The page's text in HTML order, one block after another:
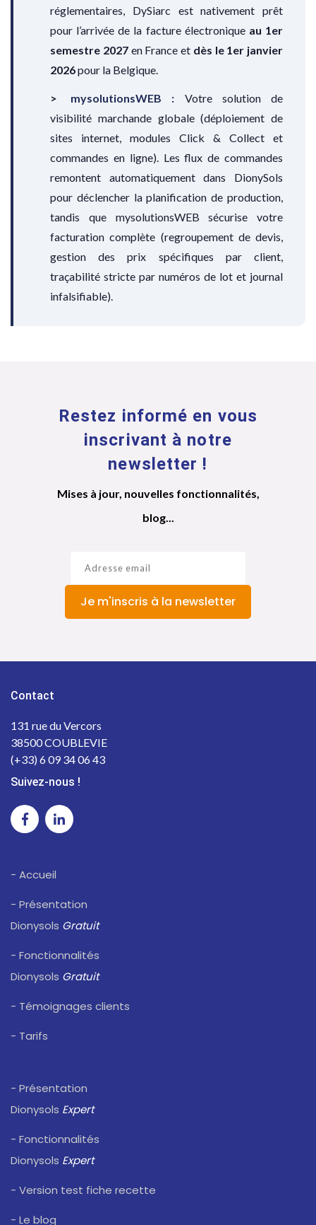
réglementaires, DySiarc est nativement prêt
pour l’arrivée de la facture électronique au 1er
semestre 2027en France et dès le 1er janvier
2026pour la Belgique.
mysolutionsWEB : Votre solution de
visibilité marchande globale (déploiement de
sites internet, modules Click & Collect et
commandes en ligne). Les flux de commandes
remontent automatiquement dans DionySols
pour déclencher la planification de production,
tandis que mysolutionsWEB sécurise votre
facturation complète (regroupement de devis,
gestion des prix spécifiques par client,
traçabilité stricte par numéros de lot et journal
infalsifiable).
Restez informé en vous
inscrivant à notre
newsletter !
Mises à jour, nouvelles fonctionnalités,
blog...
Je m'inscris à la newsletter
Contact
131 rue du Vercors
38500 COUBLEVIE
(+33) 6 09 34 06 43
Suivez-nous !
- Accueil
- Présentation
Dionysols Gratuit
- Fonctionnalités
Dionysols Gratuit
- Témoignages clients
- Tarifs
- Présentation
Dionysols Expert
- Fonctionnalités
Dionysols Expert
- Version test fiche recette
- Le blog